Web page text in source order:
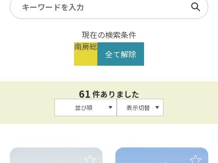
検索
現在の検索条件
南房総
全て解除
61 件ありました
並び順 表示切替